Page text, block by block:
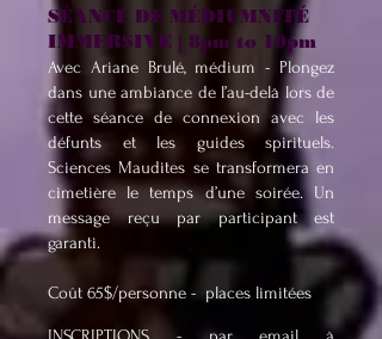
SÉANCE DE MÉDIUMNITÉ
IMMERSIVE | 8pm to 10pm
Avec Ariane Brulé, médium - Plongez
dans une ambiance de l’au-delà lors de
cette séance de connexion avec les
défunts et les guides spirituels.
Sciences Maudites se transformera en
cimetière le temps d’une soirée. Un
message reçu par participant est
garanti.
Coût 65$/personne - places limitées